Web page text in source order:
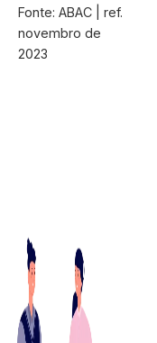
Fonte: ABAC | ref.
novembro de
2023